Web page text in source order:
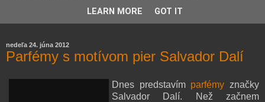
rozoberá témy o zdraví, živote a všetko možné.
nedeľa 24. júna 2012
Parfémy s motívom pier Salvador Dalí
Dnes predstavím parfémy značky
Salvador Dalí. Než začnem
LEARN MORE GOT IT